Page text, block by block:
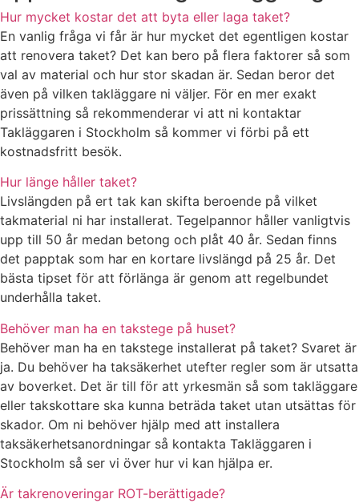
Hur mycket kostar det att byta eller laga taket?
En vanlig fråga vi får är hur mycket det egentligen kostar
att renovera taket? Det kan bero på flera faktorer så som
val av material och hur stor skadan är. Sedan beror det
även på vilken takläggare ni väljer. För en mer exakt
prissättning så rekommenderar vi att ni kontaktar
Takläggaren i Stockholm så kommer vi förbi på ett
kostnadsfritt besök.
Hur länge håller taket?
Livslängden på ert tak kan skifta beroende på vilket
takmaterial ni har installerat. Tegelpannor håller vanligtvis
upp till 50 år medan betong och plåt 40 år. Sedan finns
det papptak som har en kortare livslängd på 25 år. Det
bästa tipset för att förlänga är genom att regelbundet
underhålla taket.
Behöver man ha en takstege på huset?
Behöver man ha en takstege installerat på taket? Svaret är
ja. Du behöver ha taksäkerhet utefter regler som är utsatta
av boverket. Det är till för att yrkesmän så som takläggare
eller takskottare ska kunna beträda taket utan utsättas för
skador. Om ni behöver hjälp med att installera
taksäkerhetsanordningar så kontakta Takläggaren i
Stockholm så ser vi över hur vi kan hjälpa er.
Är takrenoveringar ROT-berättigade?